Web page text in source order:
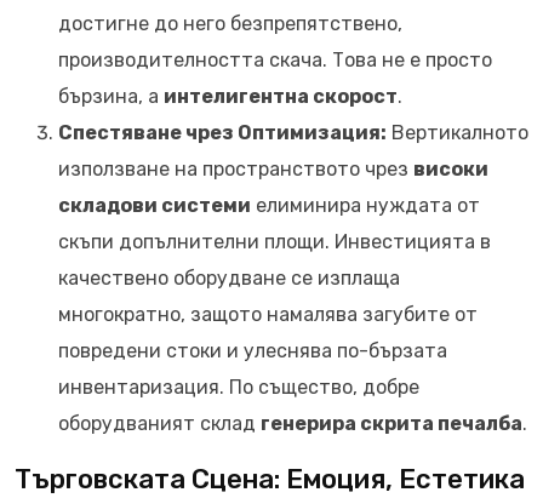
достигне до него безпрепятствено,
производителността скача. Това не е просто
бързина, а интелигентна скорост.
Спестяване чрез Оптимизация: Вертикалното
използване на пространството чрез високи
складови системи елиминира нуждата от
скъпи допълнителни площи. Инвестицията в
качествено оборудване се изплаща
многократно, защото намалява загубите от
повредени стоки и улеснява по-бързата
инвентаризация. По същество, добре
оборудваният склад генерира скрита печалба.
Търговската Сцена: Емоция, Естетика